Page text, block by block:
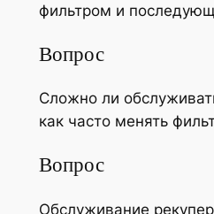
фильтром и
Вопрос
Сложно ли
как часто менять
Вопрос
Обслуживание